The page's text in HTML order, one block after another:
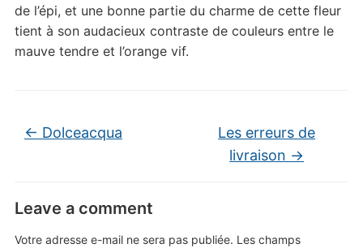
de l’épi, et une bonne partie du charme de cette fleur
tient à son audacieux contraste de couleurs entre le
mauve tendre et l’orange vif.
← Dolceacqua
Les erreurs de
livraison →
Leave a comment
Votre adresse e-mail ne sera pas publiée. Les champs